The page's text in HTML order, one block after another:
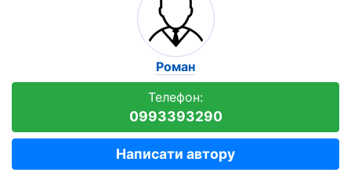
Роман
Телефон:
0993393290
Написати автору